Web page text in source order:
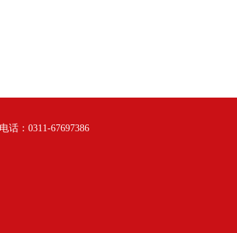
话：0311-67697386